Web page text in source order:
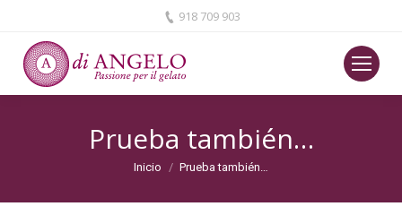
918 709 903
Prueba también…
Estás aquí:
Inicio Prueba también…